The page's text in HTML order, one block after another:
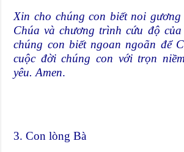
Xin cho chúng con biết noi
Chúa và chương trình cứu độ
chúng con biết ngoan ngoãn để
cuộc đời chúng con với trọn
yêu. Amen.
3. Con lòng Bà